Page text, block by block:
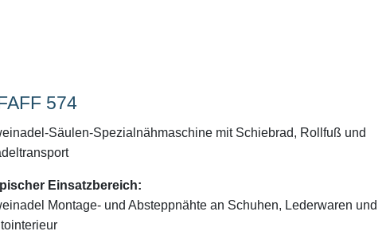
574
Säulen-Spezialnähmaschine mit Schiebrad, Rollfuß und
Einsatzbereich:
Montage- und Absteppnähte an Schuhen, Lederwaren und